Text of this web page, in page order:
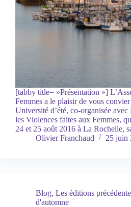
[tabby title= »Présentation »]
Femmes a le plaisir de vous convier
Université d’été, co-organisée
les Violences faites aux Femmes,
24 et 25 août 2016 à La Rochelle,
Olivier Franchaud
25 juin
Blog, Les éditions
d'automne